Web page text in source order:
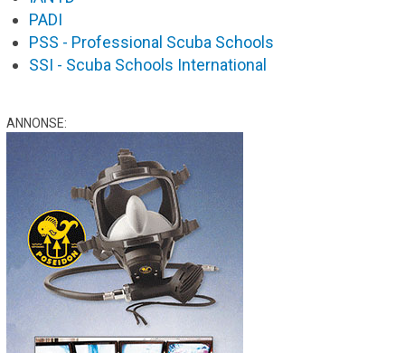
PADI
PSS - Professional Scuba Schools
SSI - Scuba Schools International
ANNONSE: